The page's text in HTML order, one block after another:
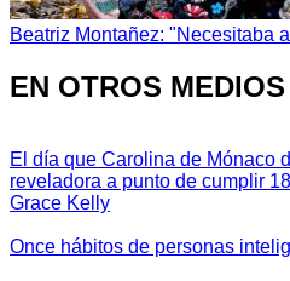
Beatriz Montañez: "Necesitaba
EN OTROS MEDIOS
El día que Carolina de Mónaco
reveladora a punto de cumplir
Grace Kelly
Once hábitos de personas